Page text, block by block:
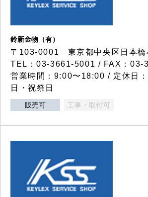
鈴新金物（有）
〒103-0001 東京都中央区日本橋
TEL：03-3661-5001 / FAX：03-
営業時間：9:00〜18:00 / 定休日
日・祝祭日
販売可 工事・取付可